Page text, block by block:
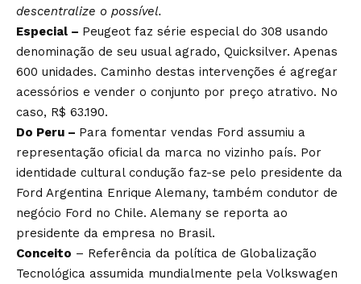
descentralize o possível.
Especial – Peugeot faz série especial do 308 usando
denominação de seu usual agrado, Quicksilver. Apenas
600 unidades. Caminho destas intervenções é agregar
acessórios e vender o conjunto por preço atrativo. No
caso, R$ 63.190.
Do Peru – Para fomentar vendas Ford assumiu a
representação oficial da marca no vizinho país. Por
identidade cultural condução faz-se pelo presidente da
Ford Argentina Enrique Alemany, também condutor de
negócio Ford no Chile. Alemany se reporta ao
presidente da empresa no Brasil.
Conceito – Referência da política de Globalização
Tecnológica assumida mundialmente pela Volkswagen